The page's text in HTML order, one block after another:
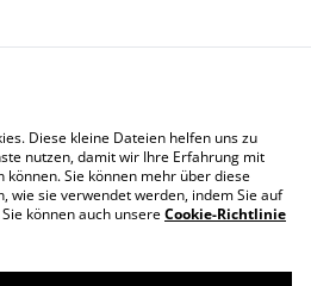
uns
Rechtliche
Bestimmungen
Cookie-Richtlinie
Diese kleine Dateien helfen uns zu
nutzen, damit wir Ihre Erfahrung mit
Sie können mehr über diese
wie sie verwendet werden, indem Sie auf
können auch unsereCookie-Richtlinie